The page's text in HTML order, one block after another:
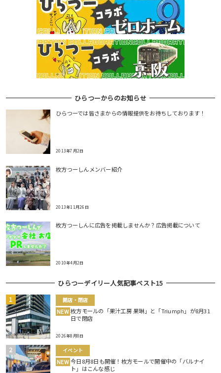
ひらつーからのお知らせ
ひらつーでは皆さまからの情報提供をお待ちしております！
2013年7月2日
枚方つーしんメンバー紹介
2013年11月26日
枚方つーしんに広告を掲載しませんか？広告掲載について
2010年4月2日
ひらつーデイリー人気記事ベスト15
開店・閉店
NEW 枚方モールの「果汁工房 果琳」と「Triumph」が8月31
日で閉店
2026年8月8日
イベント
NEW 今日8月8日も開催！枚方モールで開催中の「バルナイ
ト」はこんな感じ